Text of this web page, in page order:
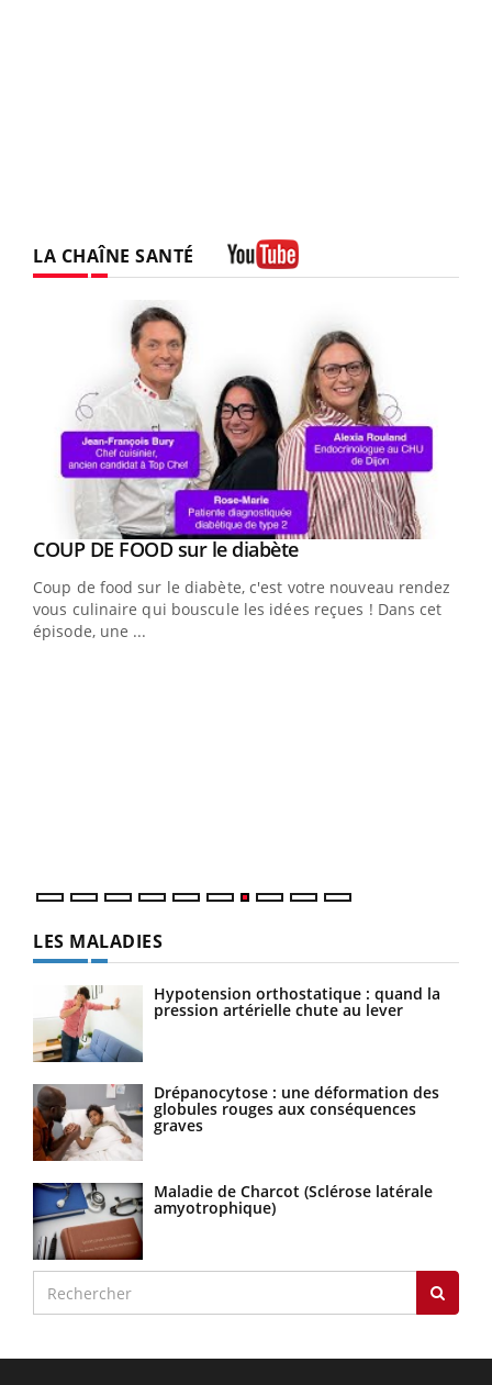
LA CHAÎNE SANTÉ
Youtube
COUP DE FOOD sur le diabèteYoutube
Coup de food sur le diabète, c'est votre nouveau rendez-
vous culinaire qui bouscule les idées reçues ! Dans cet
épisode, une ...
LES MALADIES
Hypotension orthostatique : quand la
pression artérielle chute au lever
Drépanocytose : une déformation des
globules rouges aux conséquences
graves
Maladie de Charcot (Sclérose latérale
amyotrophique)